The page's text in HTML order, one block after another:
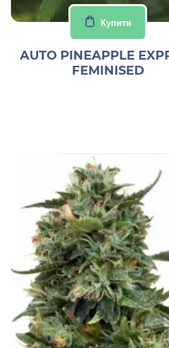
Купити
AUTO PINEAPPLE
FEMINISED